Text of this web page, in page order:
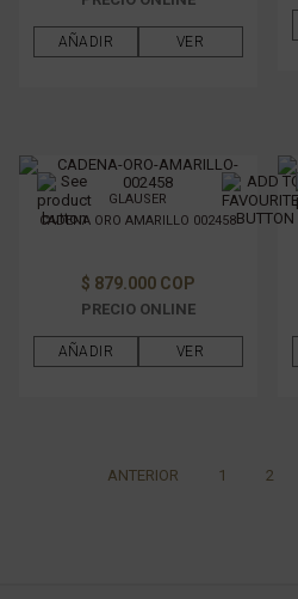
AÑADIR VER
GLAUSER
CADENA ORO AMARILLO 002458
$ 879.000 COP
PRECIO ONLINE
AÑADIR VER
ANTERIOR 1 2